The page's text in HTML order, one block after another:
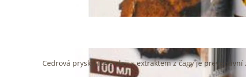
Cedrová pryskyřice v oleji s extraktem z čagy je